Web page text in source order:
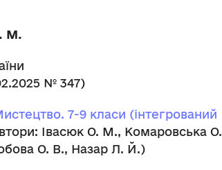
М.
№ 347)
7-9 класи (інтегрований
Івасюк О. М., Комаровська О.
О. В., Назар Л. Й.)